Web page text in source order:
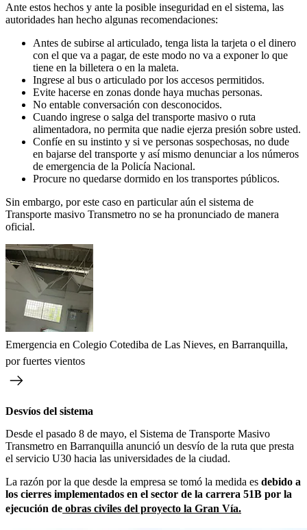
Ante estos hechos y ante la posible inseguridad en el sistema, las
autoridades han hecho algunas recomendaciones:
Antes de subirse al articulado, tenga lista la tarjeta o el dinero
con el que va a pagar, de este modo no va a exponer lo que
tiene en la billetera o en la maleta.
Ingrese al bus o articulado por los accesos permitidos.
Evite hacerse en zonas donde haya muchas personas.
No entable conversación con desconocidos.
Cuando ingrese o salga del transporte masivo o ruta
alimentadora, no permita que nadie ejerza presión sobre usted.
Confíe en su instinto y si ve personas sospechosas, no dude
en bajarse del transporte y así mismo denunciar a los números
de emergencia de la Policía Nacional.
Procure no quedarse dormido en los transportes públicos.
Sin embargo, por este caso en particular aún el sistema de
Transporte masivo Transmetro no se ha pronunciado de manera
oficial.
Emergencia en Colegio Cotediba de Las Nieves, en Barranquilla,
por fuertes vientos
Desvíos del sistema
Desde el pasado 8 de mayo, el Sistema de Transporte Masivo
Transmetro en Barranquilla anunció un desvío de la ruta que presta
el servicio U30 hacia las universidades de la ciudad.
La razón por la que desde la empresa se tomó la medida es debido a
los cierres implementados en el sector de la carrera 51B por la
ejecución de obras civiles del proyecto la Gran Vía.